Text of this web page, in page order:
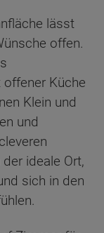
lässt
offen.
Küche
Klein und
und
ideale Ort,
sich in den